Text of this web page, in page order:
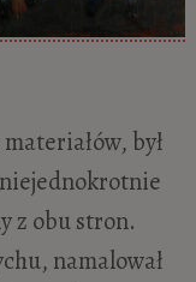
był
z obu stron.
namalował